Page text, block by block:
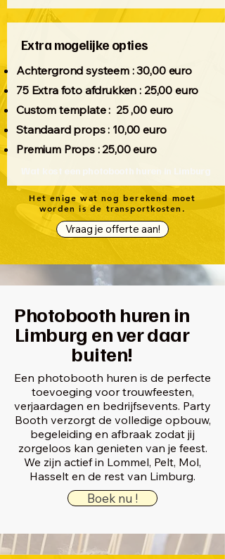
Extra mogelijke opties
Achtergrond systeem : 30,00 euro
75 Extra foto afdrukken : 25,00 euro
Custom template : 25 ,00 euro
Standaard props : 10,00 euro
Premium Props : 25,00 euro
Wat kost een photobooth huren in Limburg
Het enige wat nog berekend moet
worden is de transportkosten.
Vraag je offerte aan!
Photobooth huren in
Limburg en ver daar
buiten!
Een photobooth huren is de perfecte
toevoeging voor trouwfeesten,
verjaardagen en bedrijfsevents. Party
Booth verzorgt de volledige opbouw,
begeleiding en afbraak zodat jij
zorgeloos kan genieten van je feest.
We zijn actief in Lommel, Pelt, Mol,
Hasselt en de rest van Limburg.
Boek nu !